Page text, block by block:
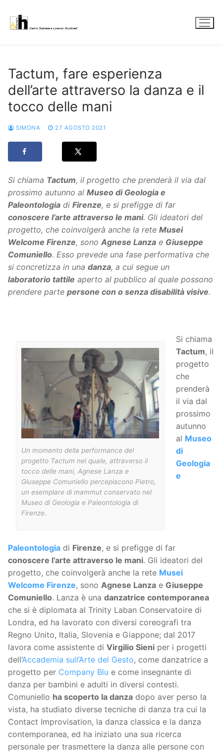
contenuto
Tactum, fare esperienza
dell’arte attraverso la danza e il
tocco delle mani
SIMONA 27 AGOSTO 2021
Si chiama Tactum, il progetto che prenderà il via dal
prossimo autunno al Museo di Geologia e
Paleontologia di Firenze, e si prefigge di far
conoscere l’arte attraverso le mani. Gli ideatori del
progetto, che coinvolgerà anche la rete Musei
Welcome Firenze, sono Agnese Lanza e Giuseppe
Comuniello. Esso prevede una fase performativa che
si concretizza in una danza, a cui segue un
laboratorio tattile aperto al pubblico al quale possono
prendere parte persone con o senza disabilità visive.
Un momento della performance del
progetto Tactum nel quale, attraverso il
tocco delle mani, Agnese Lanza e
Giuseppe Comuniello percepiscono Pietro,
un esemplare di mammut conservato nel
Museo di Geologia e Paleontologia di
Firenze.
Si chiama
Tactum, il
progetto
che
prenderà
il via dal
prossimo
autunno
al Museo
di
Geologia
e
Paleontologia di Firenze, e si prefigge di far
conoscere l’arte attraverso le mani. Gli ideatori del
progetto, che coinvolgerà anche la rete Musei
Welcome Firenze, sono Agnese Lanza e Giuseppe
Comuniello. Lanza è una danzatrice contemporanea
che si è diplomata al Trinity Laban Conservatoire di
Londra, ed ha lavorato con diversi coreografi tra
Regno Unito, Italia, Slovenia e Giappone; dal 2017
lavora come assistente di Virgilio Sieni per i progetti
dell’Accademia sull’Arte del Gesto, come danzatrice a
progetto per Company Blu e come insegnante di
danza per bambini e adulti in diversi contesti.
Comuniello ha scoperto la danza dopo aver perso la
vista, ha studiato diverse tecniche di danza tra cui la
Contact Improvisation, la danza classica e la danza
contemporanea, ed ha iniziato una sua ricerca
personale per trasmettere la danza alle persone con